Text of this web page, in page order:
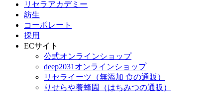
リセラアカデミー
紡生
コーポレート
採用
ECサイト
公式オンラインショップ
deep2031オンラインショップ
リセライーツ （無添加 食の通販）
りせらや養蜂園
（はちみつの通販）